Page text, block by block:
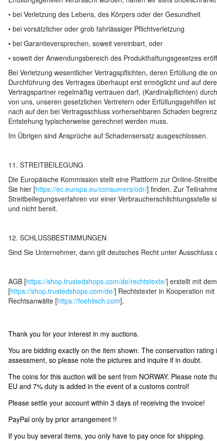
• bei Verletzung des Lebens, des Körpers oder der Gesundheit
• bei vorsätzlicher oder grob fahrlässiger Pflichtverletzung
• bei Garantieversprechen, soweit vereinbart, oder
• soweit der Anwendungsbereich des Produkthaftungsgesetzes
Bei Verletzung wesentlicher Vertragspflichten, deren Erfüllung die
Durchführung des Vertrages überhaupt erst ermöglicht und auf
Vertragspartner regelmäßig vertrauen darf, (Kardinalpflichten)
von uns, unseren gesetzlichen Vertretern oder Erfüllungsgehilfen
nach auf den bei Vertragsschluss vorhersehbaren Schaden
Entstehung typischerweise gerechnet werden muss.
Im Übrigen sind Ansprüche auf Schadensersatz ausgeschlossen.
11. STREITBEILEGUNG
Die Europäische Kommission stellt eine Plattform zur Online-
Sie hier [https://ec.europa.eu/consumers/odr/] finden. Zur
Streitbeilegungsverfahren vor einer Verbraucherschlichtungsstelle
und nicht bereit.
12. SCHLUSSBESTIMMUNGEN
Sind Sie Unternehmer, dann gilt deutsches Recht unter Ausschluss
AGB [https://shop.trustedshops.com/de/rechtstexte/] erstellt mit
[https://shop.trustedshops.com/de/] Rechtstexter in Kooperation mit
Rechtsanwälte [https://foehlisch.com].
Thank you for your interest in my auctions.
You are bidding exactly on the item shown. The conservation rating
assessment, so please note the pictures and inquire if in doubt.
The coins for this auction will be sent from NORWAY. Please note
EU and 7% duty is added in the event of a customs control!
Please settle your account within 3 days of receiving the invoice!
PayPal only by prior arrangement !!
If you buy several items, you only have to pay once for shipping.